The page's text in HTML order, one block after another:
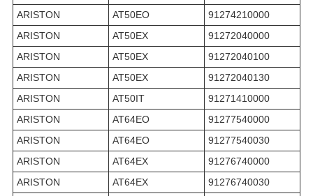
ARISTON
AT50EO
91274210000
ARISTON
AT50EX
91272040000
ARISTON
AT50EX
91272040100
ARISTON
AT50EX
91272040130
ARISTON
AT50IT
91271410000
ARISTON
AT64EO
91277540000
ARISTON
AT64EO
91277540030
ARISTON
AT64EX
91276740000
ARISTON
AT64EX
91276740030